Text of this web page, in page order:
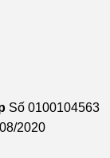
Số 0100104563
2020